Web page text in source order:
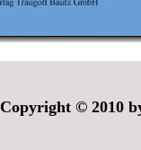
Copyright © 2010